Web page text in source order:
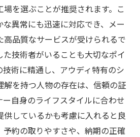
して任せられる理由
の特別サービスとは
ート体制をチェック
ーが重視すべきサービス
県川越市での車検の魅力を探
した整備技術の紹介
車車検が選ばれる理由
を選ぶことが推奨されます。こ
異常にも迅速に対応でき、メー
高品質なサービスが受けられるで
た技術者がいることも大切なポイ
術に精通し、アウディ特有のシ
解を持つ人物の存在は、信頼の証
自身のライフスタイルに合わせ
供しているかも考慮に入れると良
予約の取りやすさや、納期の正確